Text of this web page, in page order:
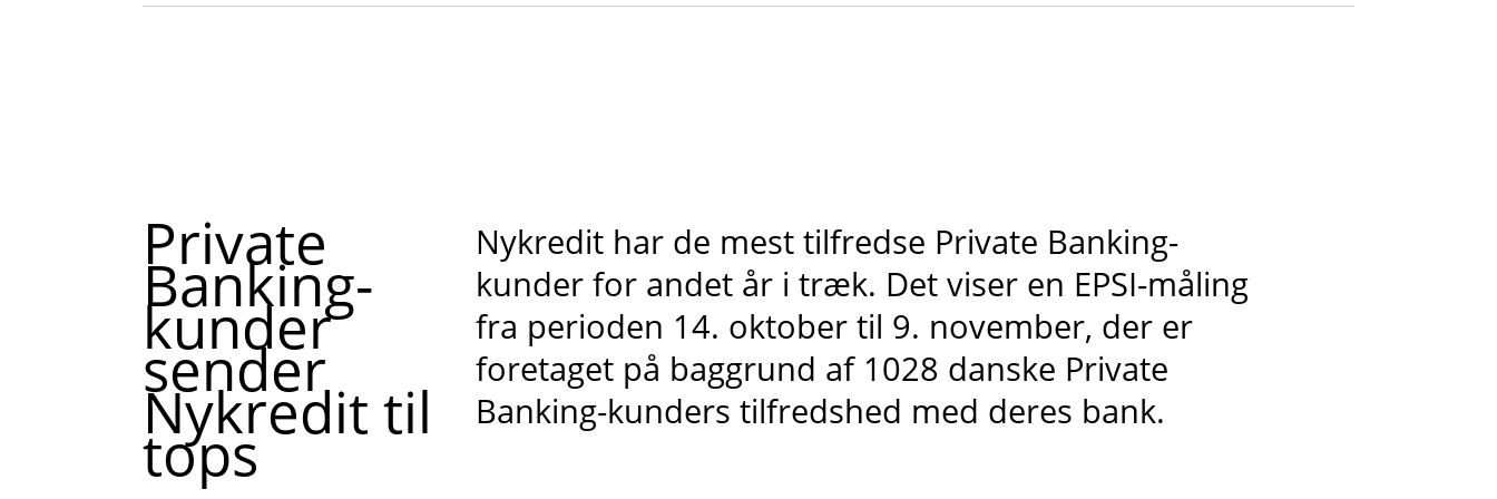
Private
Banking-
kunder
sender
Nykredit til
tops
Nykredit har de mest tilfredse Private Banking-
kunder for andet år i træk. Det viser en EPSI-måling
fra perioden 14. oktober til 9. november, der er
foretaget på baggrund af 1028 danske Private
Banking-kunders tilfredshed med deres bank.